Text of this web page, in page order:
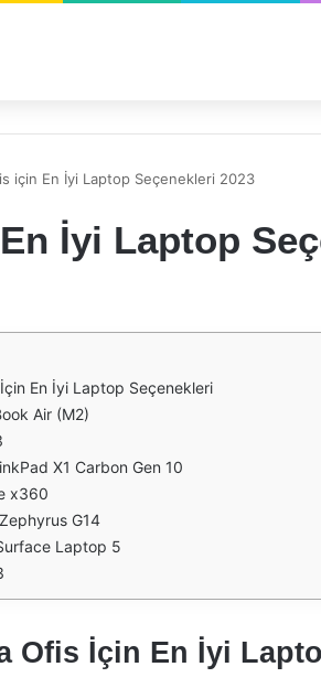
için En İyi Laptop Seçenekleri 2023
İyi Laptop
İçin En İyi Laptop Seçenekleri
Air (M2)
X1 Carbon Gen 10
x360
G14
Laptop 5
Ofis İçin En İyi